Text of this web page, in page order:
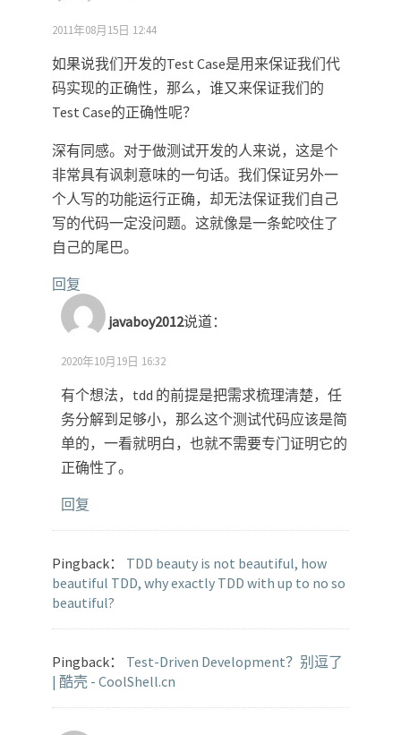
2011年08月15日 12:44
如果说我们开发的Test Case是用来保证我们代
码实现的正确性，那么，谁又来保证我们的
Test Case的正确性呢？
深有同感。对于做测试开发的人来说，这是个
非常具有讽刺意味的一句话。我们保证另外一
个人写的功能运行正确，却无法保证我们自己
写的代码一定没问题。这就像是一条蛇咬住了
自己的尾巴。
回复
javaboy2012说道：
2020年10月19日 16:32
有个想法，tdd 的前提是把需求梳理清楚，任
务分解到足够小，那么这个测试代码应该是简
单的，一看就明白，也就不需要专门证明它的
正确性了。
回复
Pingback： TDD beauty is not beautiful, how
beautiful TDD, why exactly TDD with up to no so
beautiful?
Pingback： Test-Driven Development？别逗了
| 酷壳 - CoolShell.cn